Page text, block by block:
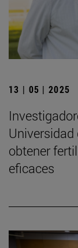
13 | 05 | 2025
Universidad
obtener
eficaces